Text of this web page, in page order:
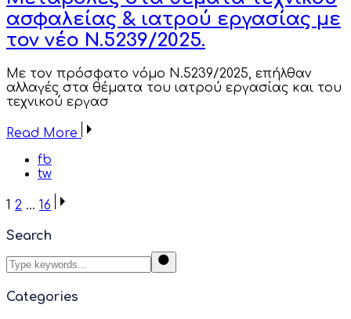
ασφαλείας & ιατρού εργασίας με
τον νέο Ν.5239/2025.
Με τον πρόσφατο νόμο Ν.5239/2025, επήλθαν
αλλαγές στα θέματα του ιατρού εργασίας και του
τεχνικού εργασ
Read More
fb
tw
Σελιδοποίηση
άρθρων
1 2 … 16
Search
Categories